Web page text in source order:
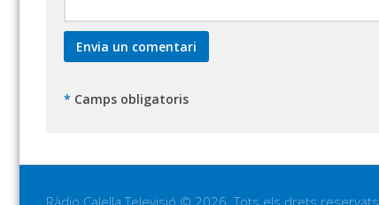
* Camps obligatoris
Ràdio Calella Televisió © 2026. Tots els drets reservats.